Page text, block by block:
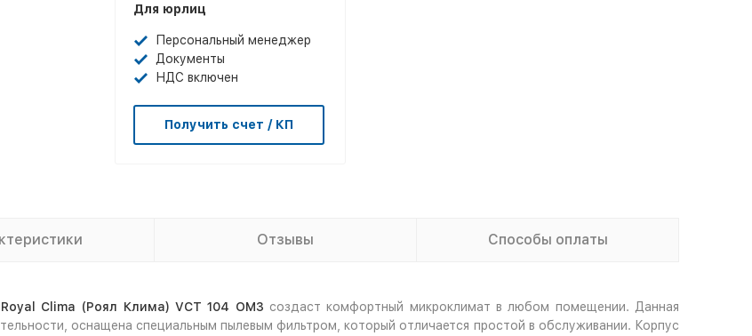
Для юрлиц
Персональный менеджер
Документы
НДС включен
Получить счет / КП
Отзывы Способы оплаты
Royal Clima (Роял Клима) VCT 104 OM3 создаст комфортный микроклимат в любом помещении. Данная
оснащена специальным пылевым фильтром, который отличается простой в обслуживании. Корпус